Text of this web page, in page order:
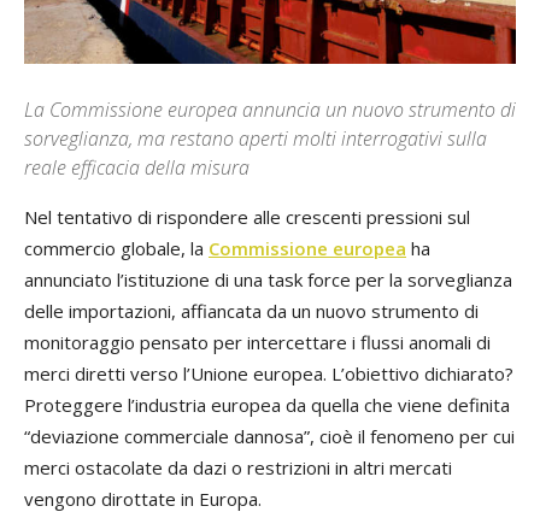
La Commissione europea annuncia un nuovo strumento di
sorveglianza, ma restano aperti molti interrogativi sulla
reale efficacia della misura
Nel tentativo di rispondere alle crescenti pressioni sul
commercio globale, la Commissione europea ha
annunciato l’istituzione di una task force per la sorveglianza
delle importazioni, affiancata da un nuovo strumento di
monitoraggio pensato per intercettare i flussi anomali di
merci diretti verso l’Unione europea. L’obiettivo dichiarato?
Proteggere l’industria europea da quella che viene definita
“deviazione commerciale dannosa”, cioè il fenomeno per cui
merci ostacolate da dazi o restrizioni in altri mercati
vengono dirottate in Europa.